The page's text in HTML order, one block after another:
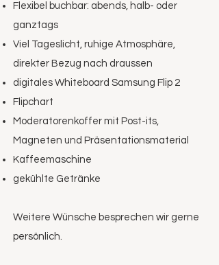
Flexibel buchbar: abends, halb- oder
ganztags
Viel Tageslicht, ruhige Atmosphäre,
direkter Bezug nach draussen
digitales Whiteboard Samsung Flip 2
Flipchart
Moderatorenkoffer mit Post-its,
Magneten und Präsentationsmaterial
Kaffeemaschine
gekühlte Getränke
Weitere Wünsche besprechen wir gerne
persönlich.